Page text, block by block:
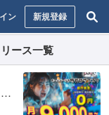
ン 新規登録
ース一覧